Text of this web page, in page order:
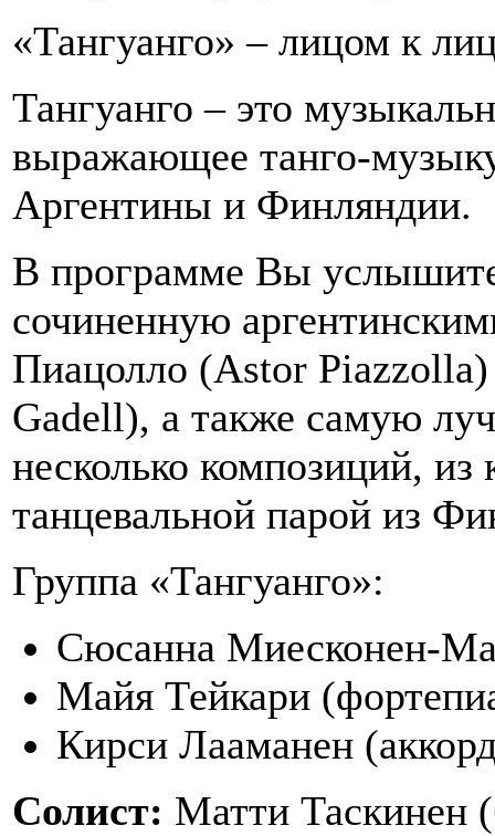
«Тангуанго» – лицом к
Тангуанго – это
выражающее танго-
Аргентины и Финляндии.
В программе Вы
сочиненную
Пиацолло (Astor
Gadell), а также самую
несколько композиций,
танцевальной парой из
Группа «Тангуанго»:
Сюсанна Миесконен-
Майя Тейкари
Кирси Лааманен
Солист: Матти Таскинен